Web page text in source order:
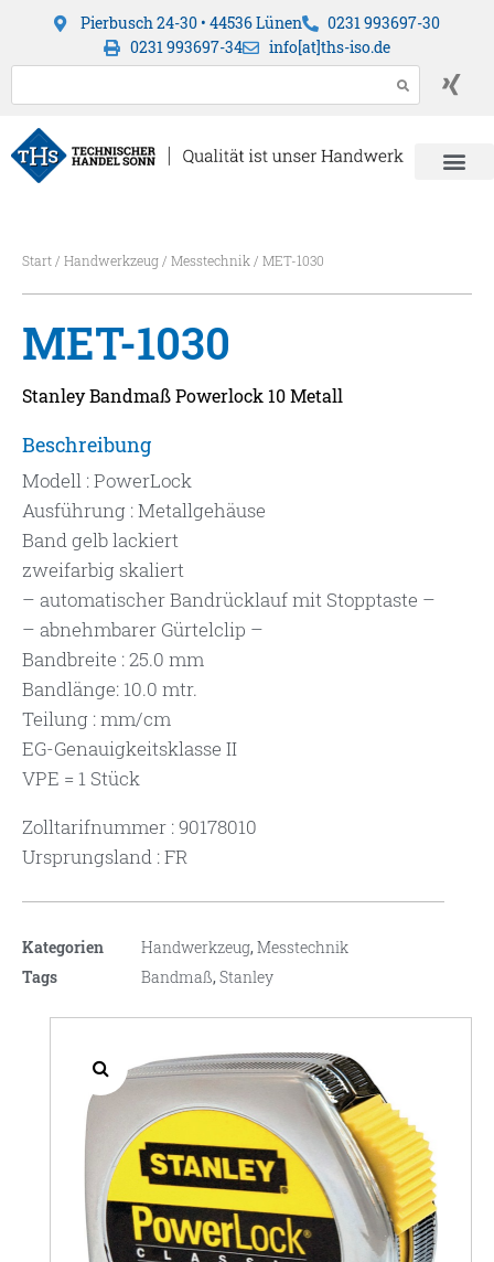
Pierbusch 24-30 • 44536 Lünen
0231 993697-30
0231 993697-34
info[at]ths-iso.de
Start/ Handwerkzeug/ Messtechnik/ MET-1030
MET-1030
Stanley Bandmaß Powerlock 10 Metall
Beschreibung
Modell : PowerLock
Ausführung : Metallgehäuse
Band gelb lackiert
zweifarbig skaliert
– automatischer Bandrücklauf mit Stopptaste –
– abnehmbarer Gürtelclip –
Bandbreite : 25.0 mm
Bandlänge: 10.0 mtr.
Teilung : mm/cm
EG-Genauigkeitsklasse II
VPE = 1 Stück
Zolltarifnummer : 90178010
Ursprungsland : FR
Kategorien Handwerkzeug,Messtechnik
Tags
Bandmaß,Stanley